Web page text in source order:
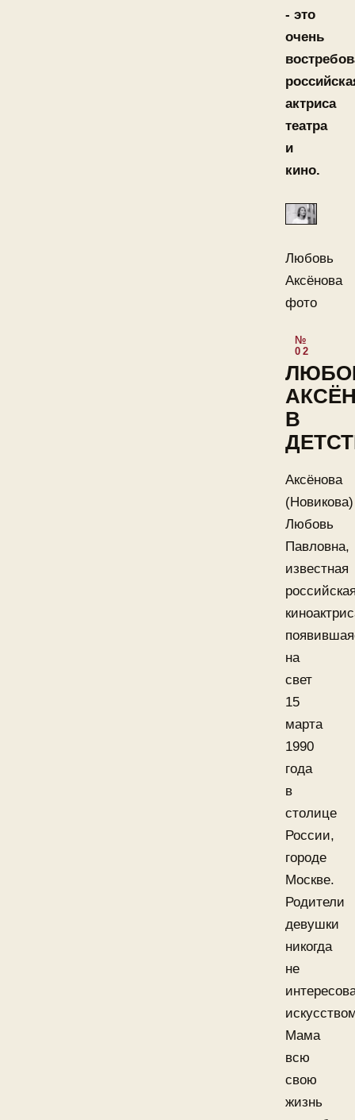
- это
очень
актриса
театра
и
кино.
Любовь
Аксёнова
фото
В
Аксёнова
(Новикова)
Любовь
Павловна,
известная
на
свет
15
марта
1990
года
в
столице
России,
городе
Москве.
Родители
девушки
никогда
не
Мама
всю
свою
жизнь